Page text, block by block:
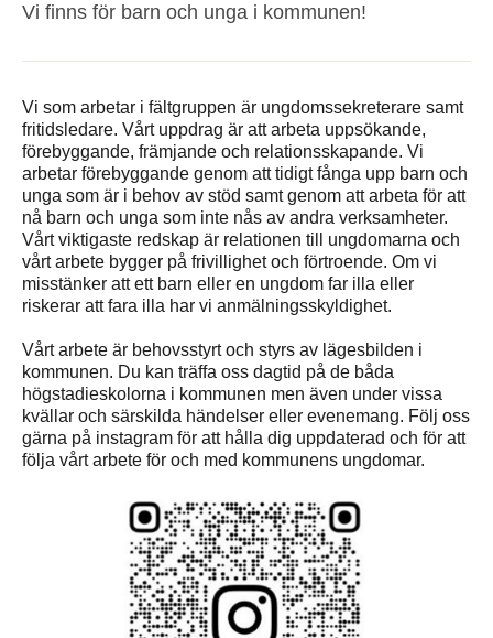
Vi finns för barn och unga i kommunen!
Vi som arbetar i fältgruppen är ungdomssekreterare samt
fritidsledare. Vårt uppdrag är att arbeta uppsökande,
förebyggande, främjande och relationsskapande. Vi
arbetar förebyggande genom att tidigt fånga upp barn och
unga som är i behov av stöd samt genom att arbeta för att
nå barn och unga som inte nås av andra verksamheter.
Vårt viktigaste redskap är relationen till ungdomarna och
vårt arbete bygger på frivillighet och förtroende. Om vi
misstänker att ett barn eller en ungdom far illa eller
riskerar att fara illa har vi anmälningsskyldighet.
Vårt arbete är behovsstyrt och styrs av lägesbilden i
kommunen. Du kan träffa oss dagtid på de båda
högstadieskolorna i kommunen men även under vissa
kvällar och särskilda händelser eller evenemang. Följ oss
gärna på instagram för att hålla dig uppdaterad och för att
följa vårt arbete för och med kommunens ungdomar.